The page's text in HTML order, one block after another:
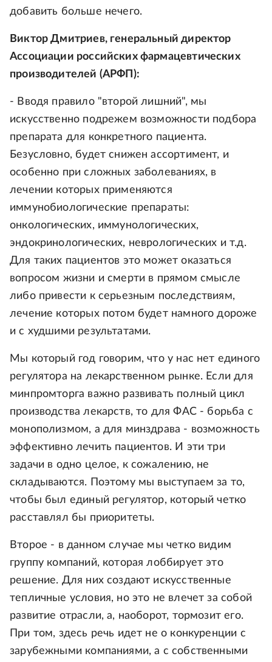
добавить больше нечего.
Виктор Дмитриев, генеральный директор
Ассоциации российских фармацевтических
производителей (АРФП):
- Вводя правило "второй лишний", мы
искусственно подрежем возможности подбора
препарата для конкретного пациента.
Безусловно, будет снижен ассортимент, и
особенно при сложных заболеваниях, в
лечении которых применяются
иммунобиологические препараты:
онкологических, иммунологических,
эндокринологических, неврологических и т.д.
Для таких пациентов это может оказаться
вопросом жизни и смерти в прямом смысле
либо привести к серьезным последствиям,
лечение которых потом будет намного дороже
и с худшими результатами.
Мы который год говорим, что у нас нет единого
регулятора на лекарственном рынке. Если для
минпромторга важно развивать полный цикл
производства лекарств, то для ФАС - борьба с
монополизмом, а для минздрава - возможность
эффективно лечить пациентов. И эти три
задачи в одно целое, к сожалению, не
складываются. Поэтому мы выступаем за то,
чтобы был единый регулятор, который четко
расставлял бы приоритеты.
Второе - в данном случае мы четко видим
группу компаний, которая лоббирует это
решение. Для них создают искусственные
тепличные условия, но это не влечет за собой
развитие отрасли, а, наоборот, тормозит его.
При том, здесь речь идет не о конкуренции с
зарубежными компаниями, а с собственными